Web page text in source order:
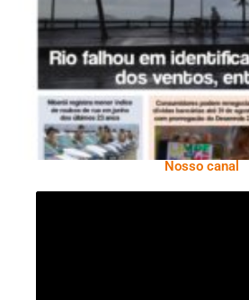
Ano X – Número 366 01 A
2026
Nosso canal